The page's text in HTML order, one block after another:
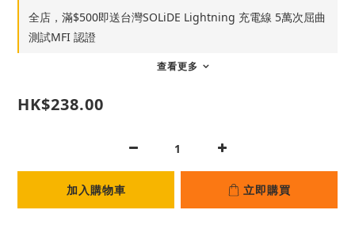
全店，滿$500即送台灣SOLiDE Lightning 充電線 5萬次屈曲
測試MFI 認證
查看更多
HK$238.00
加入購物車 立即購買